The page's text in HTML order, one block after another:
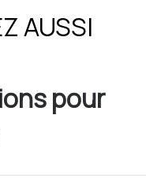
AUSSI
pour